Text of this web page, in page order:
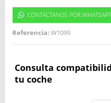
CONTÁCTANOS POR
Referencia: W1099
Consulta
tu coche